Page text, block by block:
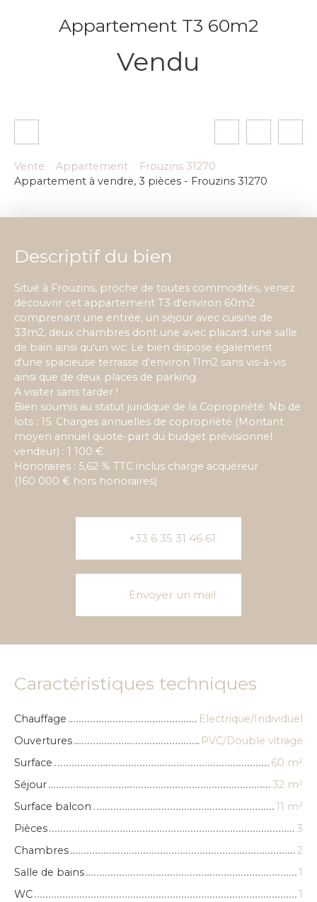
Appartement T3 60m2
Vendu
Vente Appartement
Frouzins 31270
Appartement à vendre, 3 pièces - Frouzins 31270
Descriptif du bien
Situé à Frouzins, proche de toutes commodités, venez
découvrir cet appartement T3 d'environ 60m2
comprenant une entrée, un séjour avec cuisine de
33m2, deux chambres dont une avec placard, une salle
de bain ainsi qu'un wc. Le bien dispose également
d'une spacieuse terrasse d'environ 11m2 sans vis-à-vis
ainsi que de deux places de parking.
A visiter sans tarder !
Bien soumis au statut juridique de la Copropriété. Nb de
lots : 15. Charges annuelles de copropriété (Montant
moyen annuel quote-part du budget prévisionnel
vendeur) : 1 100 €.
Honoraires : 5,62 % TTC inclus charge acquéreur
(160 000 € hors honoraires)
+33 6 35 31 46 61
Envoyer un mail
Caractéristiques techniques
Chauffage
Electrique/Individuel
Ouvertures
PVC/Double vitrage
Surface
60 m²
Séjour
32 m²
Surface balcon
11 m²
Pièces
3
Chambres
2
Salle de bains
1
WC
1